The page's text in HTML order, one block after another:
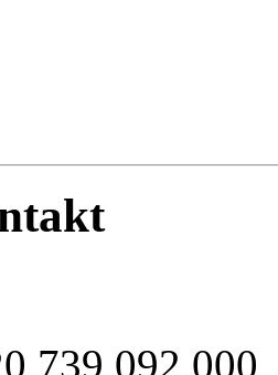
739 092 000